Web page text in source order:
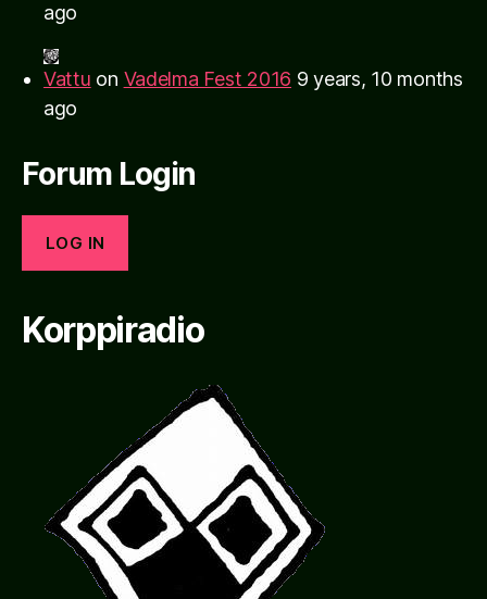
ago
Vattu on Vadelma Fest 2016 9 years, 10 months
ago
Forum Login
LOG IN
Korppiradio